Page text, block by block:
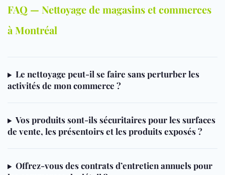
FAQ — Nettoyage de magasins et commerces
à Montréal
Le nettoyage peut-il se faire sans perturber les
activités de mon commerce ?
Vos produits sont-ils sécuritaires pour les surfaces
de vente, les présentoirs et les produits exposés ?
Offrez-vous des contrats d’entretien annuels pour